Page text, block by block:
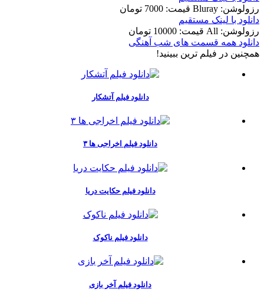
رزولوشن: Bluray
قيمت: 7000 تومان
دانلود با لينک مستقيم
رزولوشن: All
قيمت: 10000 تومان
دانلود همه قسمت های شب آهنگی
همچنين در فيلم ترين ببينيد!
دانلود فیلم آتشکار
دانلود فیلم اخراجی ها ۳
دانلود فیلم حکایت دریا
دانلود فیلم ناکوک
دانلود فیلم آخر بازی